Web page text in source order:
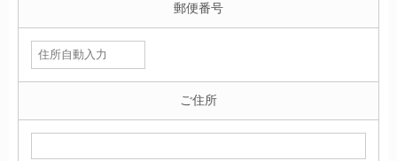
郵便番号
ご住所